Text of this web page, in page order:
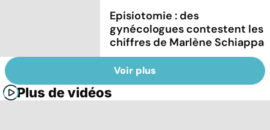
Episiotomie : des
gynécologues contestent les
chiffres de Marlène Schiappa
Voir plus
Plus de vidéos